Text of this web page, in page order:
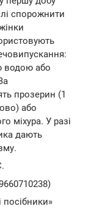
спорожнити
водою або
прозерин (1
або
міхура. У разі
дають
посібники»